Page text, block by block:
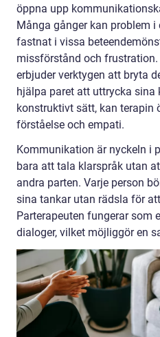
öppna upp
Många gånger kan problem
fastnat i vissa
missförstånd och frustration.
erbjuder verktygen att bryta
hjälpa paret att uttrycka sina
konstruktivt sätt, kan terapin
förståelse och empati.
Kommunikation är nyckeln i
bara att tala klarspråk utan
andra parten. Varje person
sina tankar utan rädsla för
Parterapeuten fungerar som
dialoger, vilket möjliggör en